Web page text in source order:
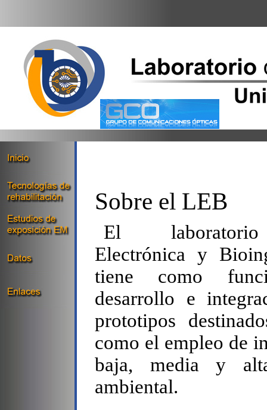
Sobre el LEB
El
Electrónica y
tiene como
desarrollo e
prototipos
como el empleo de
baja, media y
ambiental.